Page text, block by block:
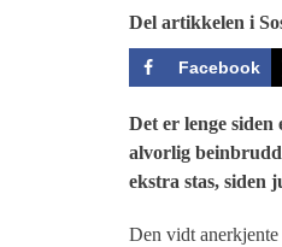
Del artikkelen i
Facebook
Det er lenge
alvorlig beinbrudd
ekstra stas, siden
Den vidt